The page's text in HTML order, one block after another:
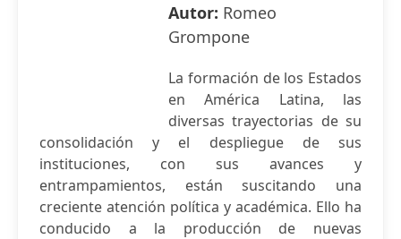
Autor: Romeo
Grompone
La formación de los Estados
en América Latina, las
diversas trayectorias de su
consolidación y el despliegue de sus
instituciones, con sus avances y
entrampamientos, están suscitando una
creciente atención política y académica. Ello ha
conducido a la producción de nuevas